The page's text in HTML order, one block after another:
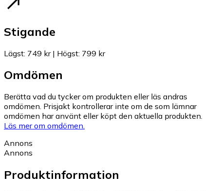
Stigande
Lägst: 749 kr| Högst: 799 kr
Omdömen
Berätta vad du tycker om produkten eller läs andras
omdömen. Prisjakt kontrollerar inte om de som lämnar
omdömen har använt eller köpt den aktuella produkten.
Läs mer om omdömen.
Annons
Annons
Produktinformation